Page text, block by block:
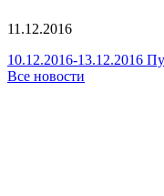
11.12.2016
10.12.2016-13.12.2016
Все новости